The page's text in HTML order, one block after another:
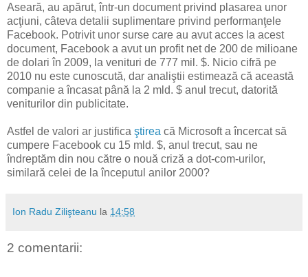
Aseară, au apărut, într-un document privind plasarea unor
acţiuni, câteva detalii suplimentare privind performanţele
Facebook. Potrivit unor surse care au avut acces la acest
document, Facebook a avut un profit net de 200 de milioane
de dolari în 2009, la venituri de 777 mil. $. Nicio cifră pe
2010 nu este cunoscută, dar analiştii estimează că această
companie a încasat până la 2 mld. $ anul trecut, datorită
veniturilor din publicitate.
Astfel de valori ar justifica ştirea că Microsoft a încercat să
cumpere Facebook cu 15 mld. $, anul trecut, sau ne
îndreptăm din nou către o nouă criză a dot-com-urilor,
similară celei de la începutul anilor 2000?
Ion Radu Zilişteanu la 14:58
2 comentarii: